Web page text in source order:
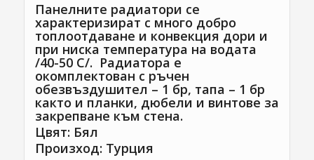
Панелните радиатори се
характеризират с много добро
топлоотдаване и конвекция дори и
при ниска температура на водата
/40-50 С/. Радиатора е
окомплектован с ръчен
обезвъздушител – 1 бр, тапа – 1 бр
както и планки, дюбели и винтове за
закрепване към стена.
Цвят: Бял
Произход: Турция